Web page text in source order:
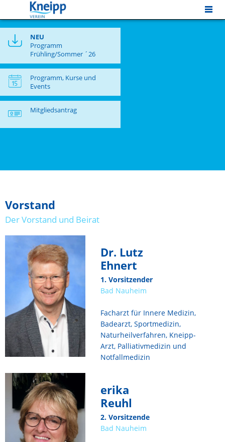
MENU
NEU
Programm
Frühling/Sommer ´26
Programm, Kurse und
Events
Mitgliedsantrag
Vorstand
Der Vorstand und Beirat
Dr. Lutz
Ehnert
1. Vorsitzender
Bad Nauheim
Facharzt für Innere Medizin,
Badearzt, Sportmedizin,
Naturheilverfahren, Kneipp-
Arzt, Palliativmedizin und
Notfallmedizin
erika
Reuhl
2. Vorsitzende
Bad Nauheim